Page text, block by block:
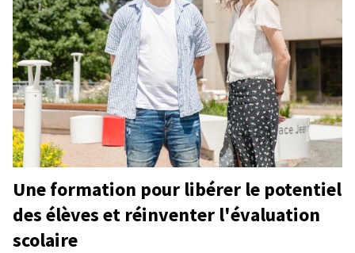
Une formation pour libérer le potentiel
des élèves et réinventer l'évaluation
scolaire